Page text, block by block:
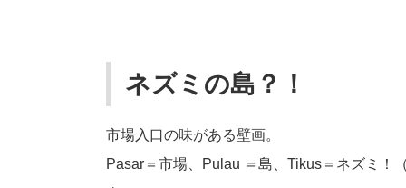
ネズミの島？！
市場入口の味がある壁画。
Pasar＝市場、Pulau ＝島、Tikus＝ネズミ！